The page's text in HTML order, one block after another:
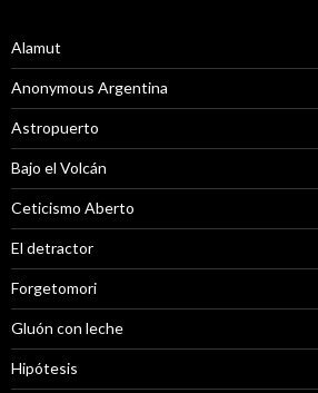
Alamut
Anonymous Argentina
Astropuerto
Bajo el Volcán
Ceticismo Aberto
El detractor
Forgetomori
Gluón con leche
Hipótesis